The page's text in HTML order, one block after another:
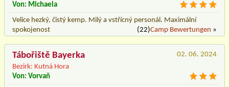
Von: Michaela
Velice hezký, čistý kemp. Milý a vstřícný personál. Maximální
spokojenost
(22)Camp Bewertungen »
Tábořiště Bayerka
Bezirk: Kutná Hora
02. 06. 2024
Von: Vorvaň